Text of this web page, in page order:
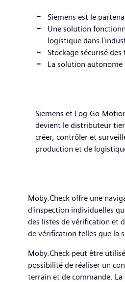
Siemens est le
Une solution
logistique dans
Stockage sécurisé
La solution autonome
Siemens et
devient le distributeur
créer, contrôler et
production et de
Moby.Check offre une
d'inspection individuelles
des listes de vérification et
de vérification telles que la
Moby.Check peut être
possibilité de réaliser un
terrain et de commande. La